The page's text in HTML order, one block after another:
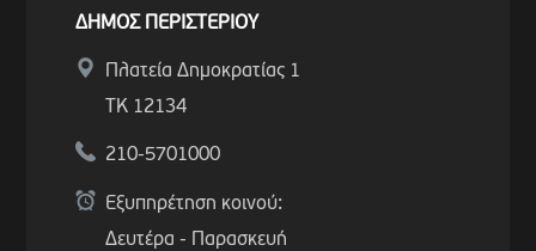
ΔΗΜΟΣ ΠΕΡΙΣΤΕΡΙΟΥ
Πλατεία Δημοκρατίας 1
ΤΚ 12134
210-5701000
Εξυπηρέτηση κοινού:
Δευτέρα - Παρασκευή